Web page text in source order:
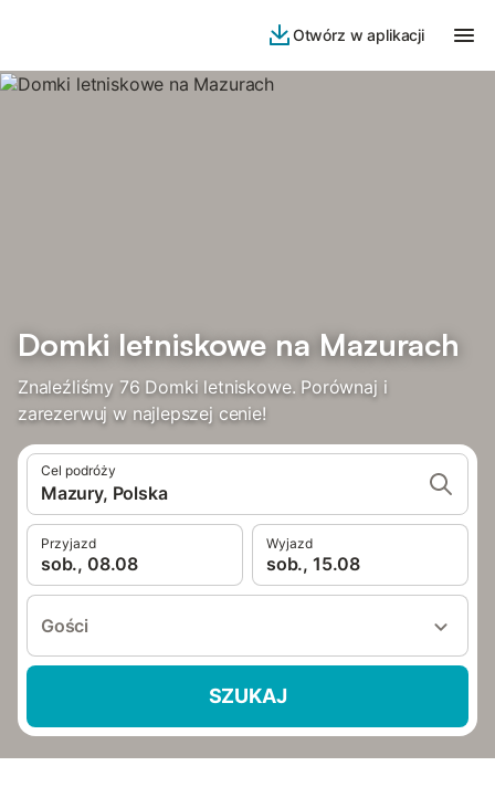
Otwórz w aplikacji
Domki letniskowe na Mazurach
Znaleźliśmy 76 Domki letniskowe. Porównaj i
zarezerwuj w najlepszej cenie!
Cel podróży
Mazury, Polska
Przyjazd
sob., 08.08
Wyjazd
sob., 15.08
Gości
SZUKAJ